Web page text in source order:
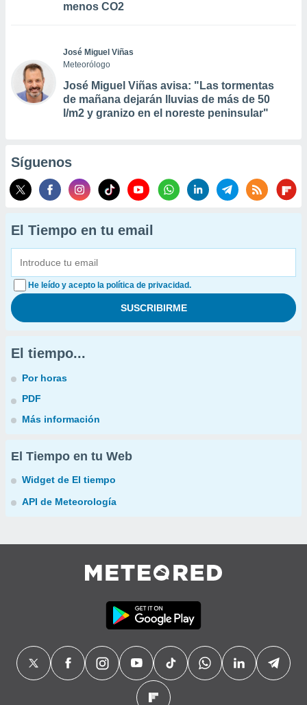
menos CO2
José Miguel Viñas
Meteorólogo
José Miguel Viñas avisa: "Las tormentas
de mañana dejarán lluvias de más de 50
l/m2 y granizo en el noreste peninsular"
Síguenos
El Tiempo en tu email
He leído y acepto la política de privacidad.
El tiempo...
Por horas
PDF
Más información
El Tiempo en tu Web
Widget de El tiempo
API de Meteorología